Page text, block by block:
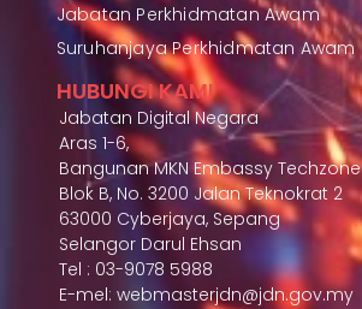
Jabatan Perkhidmatan Awam
Suruhanjaya Perkhidmatan Awam
HUBUNGI KAMI
Jabatan Digital Negara
Aras 1-6,
Bangunan MKN Embassy Techzone
Blok B, No. 3200 Jalan Teknokrat 2
63000 Cyberjaya, Sepang
Selangor Darul Ehsan
Tel : 03-9078 5988
E-mel: webmasterjdn@jdn.gov.my